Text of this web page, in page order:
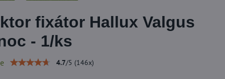
fixátor Hallux Valgus
- 1/ks
4.7/5 (146x)